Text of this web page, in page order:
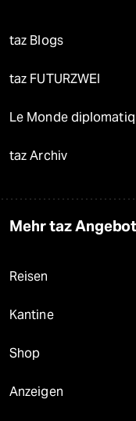
taz Blogs
taz FUTURZWEI
Le Monde
taz Archiv
Mehr taz
Reisen
Kantine
Shop
Anzeigen